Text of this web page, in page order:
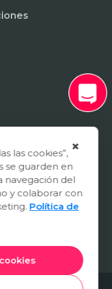
×
las cookies”,
se guarden en
navegación del
y colaborar con
Política de